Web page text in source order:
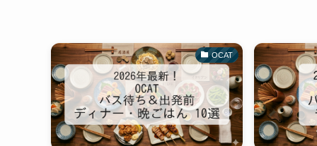
OCAT